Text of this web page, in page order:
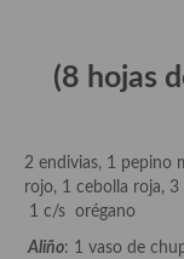
Aderezos, salsas,
aditivos
(8 hojas
2 endivias, 1 pepino
rojo, 1 cebolla roja,
1 c/s orégano
Aliño: 1 vaso de